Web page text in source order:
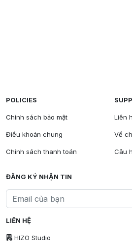
LIÊN HỆ
HIZO Studio
POLICIES
Chính sách bảo mật
Điều khoản chung
Chính sách thanh toán
Liên
Về
Câu
ĐĂNG KÝ NHẬN TIN